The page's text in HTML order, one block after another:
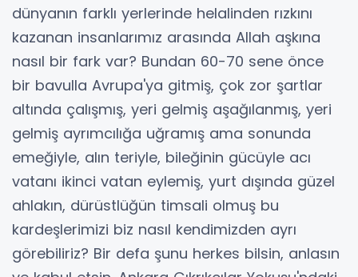
dünyanın farklı yerlerinde helalinden rızkını
kazanan insanlarımız arasında Allah aşkına
nasıl bir fark var? Bundan 60-70 sene önce
bir bavulla Avrupa'ya gitmiş, çok zor şartlar
altında çalışmış, yeri gelmiş aşağılanmış, yeri
gelmiş ayrımcılığa uğramış ama sonunda
emeğiyle, alın teriyle, bileğinin gücüyle acı
vatanı ikinci vatan eylemiş, yurt dışında güzel
ahlakın, dürüstlüğün timsali olmuş bu
kardeşlerimizi biz nasıl kendimizden ayrı
görebiliriz? Bir defa şunu herkes bilsin, anlasın